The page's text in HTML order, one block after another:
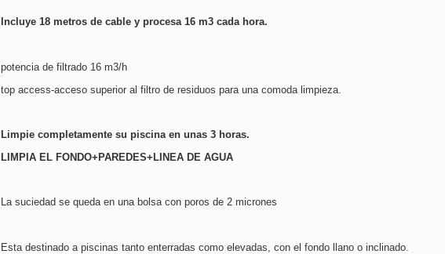
Incluye 18 metros de cable y procesa 16 m3 cada hora.
potencia de filtrado 16 m3/h
top access-acceso superior al filtro de residuos para una comoda limpieza.
Limpie completamente su piscina en unas 3 horas.
LIMPIA EL FONDO+PAREDES+LINEA DE AGUA
La suciedad se queda en una bolsa con poros de 2 micrones
Esta destinado a piscinas tanto enterradas como elevadas, con el fondo llano o inclinado.